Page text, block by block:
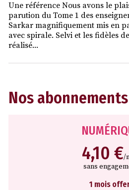
Une référence Nous avons le
parution du Tome 1 des
Sarkar magnifiquement mis en
avec spirale. Selvi et les fidèles
réalisé...
Nos abonnements
4,10 €/
sans
1 mois